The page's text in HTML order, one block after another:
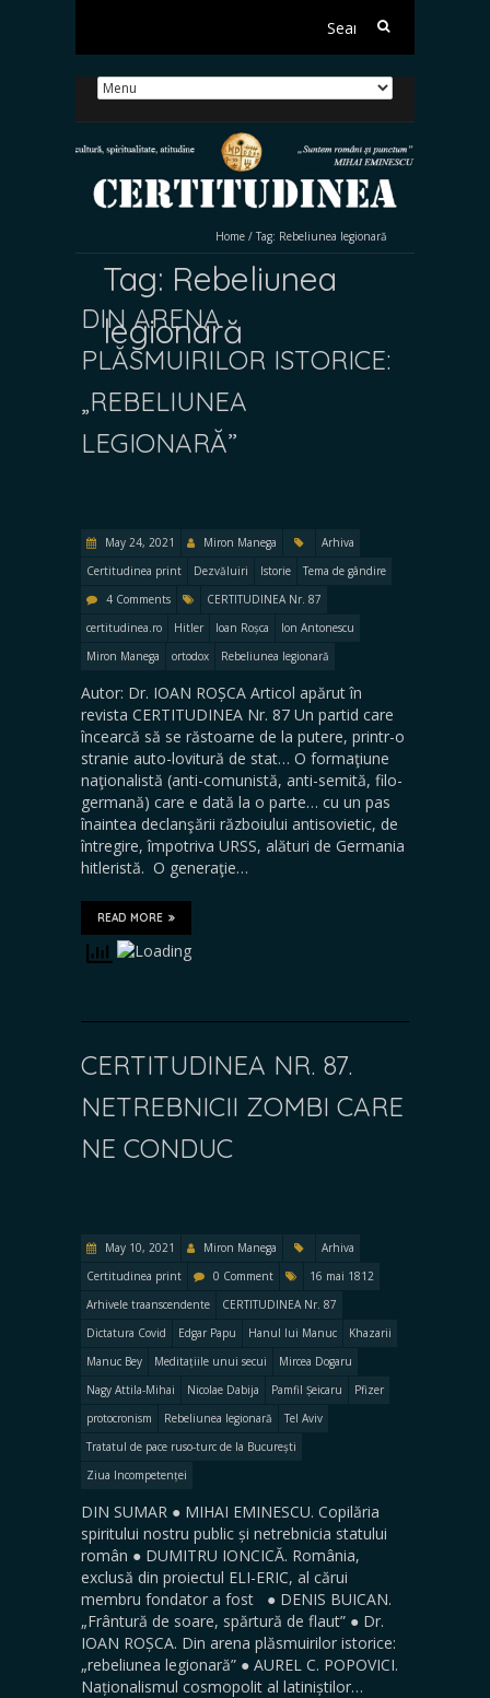
Search
Home / Tag: Rebeliunea legionară
Tag: Rebeliunea
legionară
DIN ARENA
PLĂSMUIRILOR ISTORICE:
„REBELIUNEA
LEGIONARĂ”
May 24, 2021 Miron Manega
Arhiva
Certitudinea print
Dezvăluiri Istorie
Tema de gândire
4 Comments
CERTITUDINEA Nr. 87
certitudinea.ro
Hitler Ioan Roșca
Ion Antonescu
Miron Manega
ortodox Rebeliunea legionară
Autor: Dr. IOAN ROȘCA Articol apărut în
revista CERTITUDINEA Nr. 87 Un partid care
încearcă să se răstoarne de la putere, printr-o
stranie auto-lovitură de stat… O formaţiune
naţionalistă (anti-comunistă, anti-semită, filo-
germană) care e dată la o parte… cu un pas
înaintea declanşării războiului antisovietic, de
întregire, împotriva URSS, alături de Germania
hitleristă. O generaţie…
READ MORE
CERTITUDINEA NR. 87.
NETREBNICII ZOMBI CARE
NE CONDUC
May 10, 2021 Miron Manega
Arhiva
Certitudinea print
0 Comment
16 mai 1812
Arhivele traanscendente
CERTITUDINEA Nr. 87
Dictatura Covid
Edgar Papu Hanul lui Manuc
Khazarii
Manuc Bey
Meditațiile unui secui
Mircea Dogaru
Nagy Attila-Mihai
Nicolae Dabija Pamfil Șeicaru
Pfizer
protocronism
Rebeliunea legionară
Tel Aviv
Tratatul de pace ruso-turc de la București
Ziua Incompetenței
DIN SUMAR ● MIHAI EMINESCU. Copilăria
spiritului nostru public și netrebnicia statului
român ● DUMITRU IONCICĂ. România,
exclusă din proiectul ELI-ERIC, al cărui
membru fondator a fost ● DENIS BUICAN.
„Frântură de soare, spărtură de flaut” ● Dr.
IOAN ROȘCA. Din arena plăsmuirilor istorice:
„rebeliunea legionară” ● AUREL C. POPOVICI.
Naționalismul cosmopolit al latiniștilor…